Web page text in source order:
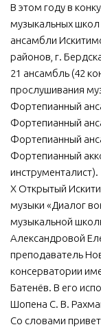
МБОУ ДО
МБОУ ДО
МБУК
музей»
МБУ Парк
ДК «Россия»
Афиша
Независимая
Контакты
В этом году в
музыкальных школ
ансамбли
районов, г.
21 ансамбль (42
прослушивания
Фортепианный
Фортепианный
Фортепианный
Фортепианный
инструменталист).
X Открытый
музыки «Диалог
музыкальной
Александровой
преподаватель
консерватории
Батенёв. В его
Шопена С. В.
Со словами